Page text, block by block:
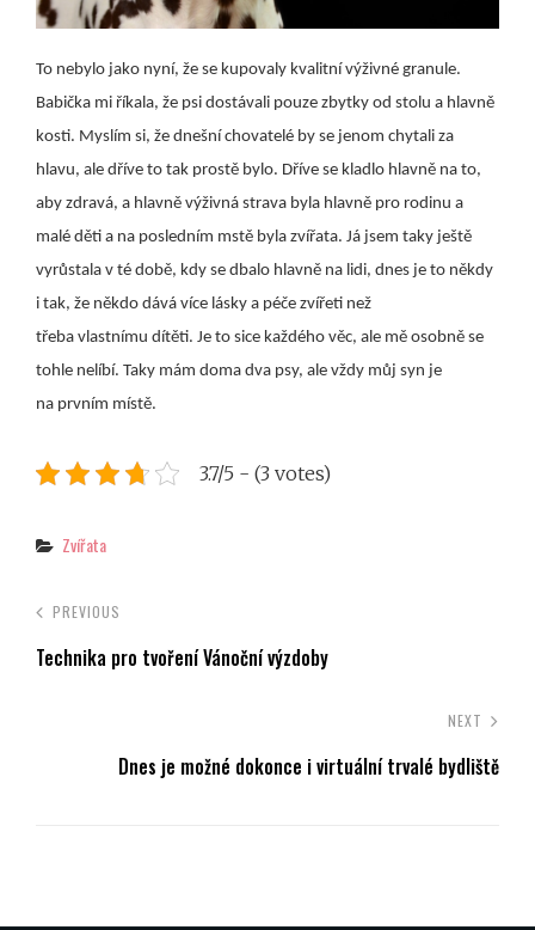
To nebylo jako nyní, že se kupovaly kvalitní výživné granule.
Babička mi říkala, že psi dostávali pouze zbytky od stolu a hlavně
kosti. Myslím si, že dnešní chovatelé by se jenom chytali za
hlavu, ale dříve to tak prostě bylo. Dříve se kladlo hlavně na to,
aby zdravá, a hlavně výživná strava byla hlavně pro rodinu a
malé děti a na posledním mstě byla zvířata. Já jsem taky ještě
vyrůstala v té době, kdy se dbalo hlavně na lidi, dnes je to někdy
i tak, že někdo dává více lásky a péče zvířeti než
třeba vlastnímu dítěti. Je to sice každého věc, ale mě osobně se
tohle nelíbí. Taky mám doma dva psy, ale vždy můj syn je
na prvním místě.
3.7/5 - (3 votes)
Categories
Zvířata
PREVIOUS
Technika pro tvoření Vánoční výzdoby
NEXT
Dnes je možné dokonce i virtuální trvalé bydliště